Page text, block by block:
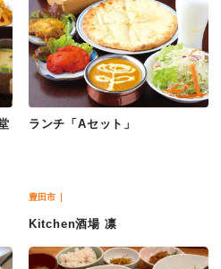
ランチ「Aセット」
豊田市
Kitchen酒場 凛